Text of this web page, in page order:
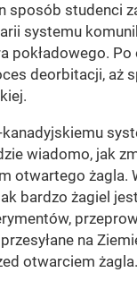
sposób studenci
systemu
pokładowego.
deorbitacji, aż
wiadomo, jak
otwartego żagla.
bardzo żagiel
na
otwarciem żagla.